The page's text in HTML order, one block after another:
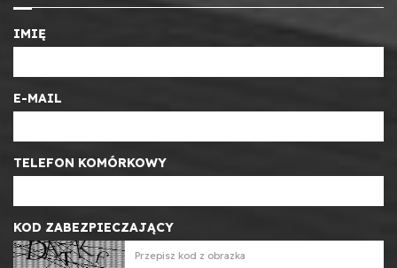
IMIĘ
E-MAIL
TELEFON KOMÓRKOWY
KOD ZABEZPIECZAJĄCY